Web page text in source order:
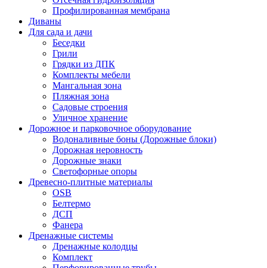
Профилированная мембрана
Диваны
Для сада и дачи
Беседки
Грили
Грядки из ДПК
Комплекты мебели
Мангальная зона
Пляжная зона
Садовые строения
Уличное хранение
Дорожное и парковочное оборудование
Водоналивные боны (Дорожные блоки)
Дорожная неровность
Дорожные знаки
Светофорные опоры
Древесно-плитные материалы
OSB
Белтермо
ДСП
Фанера
Дренажные системы
Дренажные колодцы
Комплект